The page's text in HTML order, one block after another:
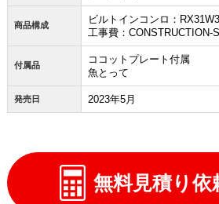
商品構成
ビルトインコンロ：
工事費：CONSTRUCTION-
付属品
ココットプレート付属
魚とって
発売日 2023年5月
無料見積り依